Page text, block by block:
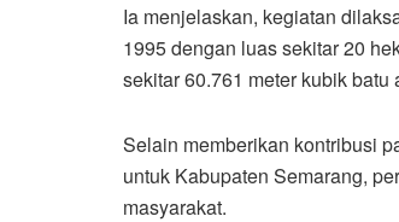
Ia menjelaskan, kegiatan
1995 dengan luas sekitar 20
sekitar 60.761 meter kubik batu
Selain memberikan kontribusi
untuk Kabupaten Semarang,
masyarakat.